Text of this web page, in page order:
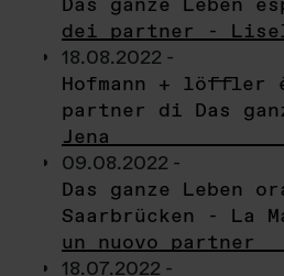
dei partner -
18.08.2022 -
Hofmann + löffler
partner di Das
Jena
09.08.2022 -
Das ganze Leben
Saarbrücken - La
un nuovo partner
18.07.2022 -